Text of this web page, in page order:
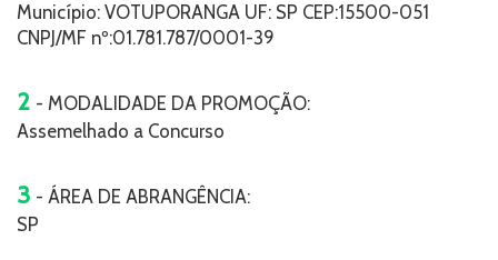
Município: VOTUPORANGA UF: SP CEP:15500-051
CNPJ/MF nº:01.781.787/0001-39
2 - MODALIDADE DA PROMOÇÃO:
Assemelhado a Concurso
3 - ÁREA DE ABRANGÊNCIA:
SP